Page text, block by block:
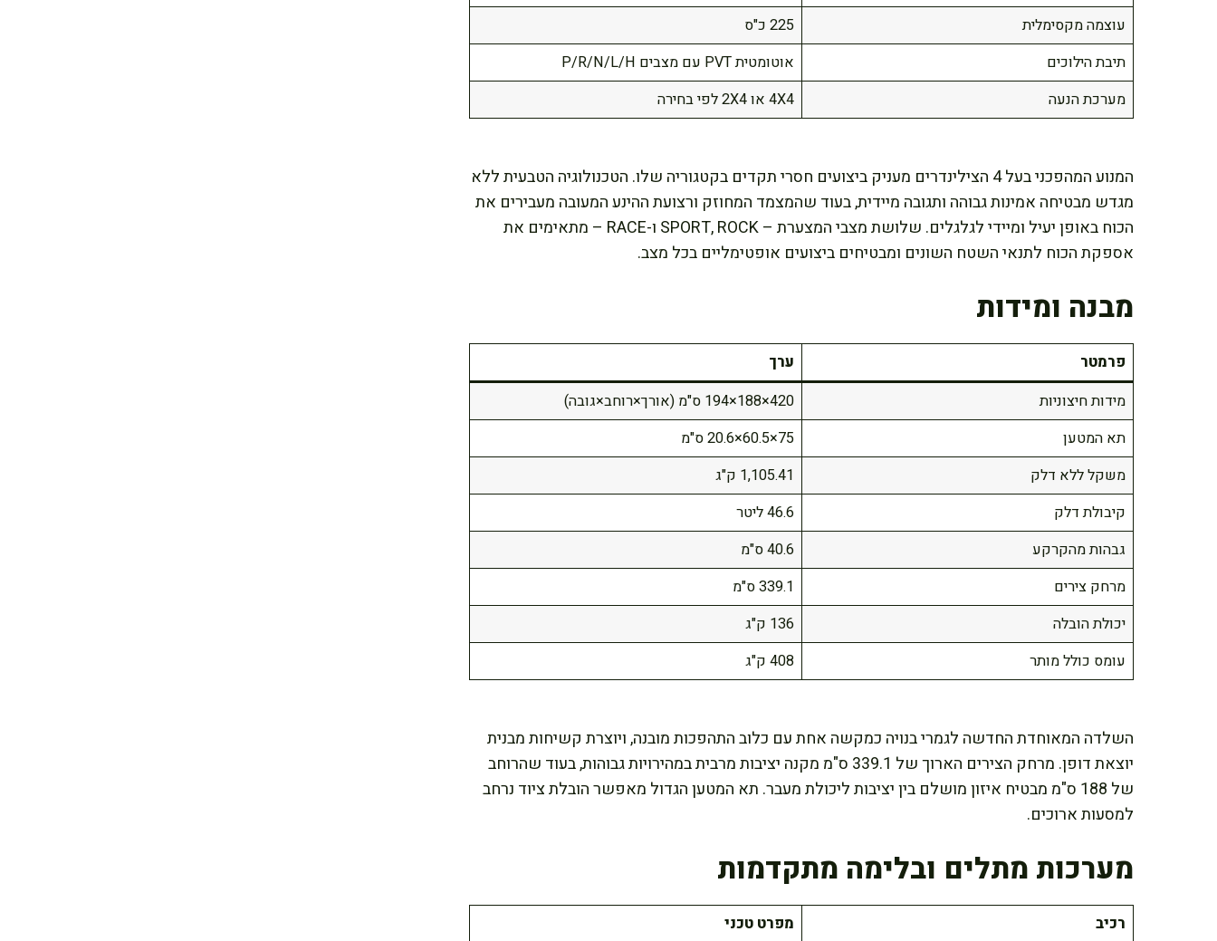
עוצמה מקסימלית
225 כ"ס
תיבת הילוכים
אוטומטית PVT עם מצבים P/R/N/L/H
מערכת הנעה
4X4 או 2X4 לפי בחירה
המנוע המהפכני בעל 4 הצילינדרים מעניק ביצועים חסרי תקדים בקטגוריה שלו. הטכנולוגיה הטבעית ללא
מגדש מבטיחה אמינות גבוהה ותגובה מיידית, בעוד שהמצמד המחוזק ורצועת ההינע המעובה מעבירים את
הכוח באופן יעיל ומיידי לגלגלים. שלושת מצבי המצערת – SPORT, ROCK ו-RACE – מתאימים את
אספקת הכוח לתנאי השטח השונים ומבטיחים ביצועים אופטימליים בכל מצב.
מבנה ומידות
פרמטר
ערך
מידות חיצוניות
420×188×194 ס"מ (אורך×רוחב×גובה)
תא המטען
75×60.5×20.6 ס"מ
משקל ללא דלק
1,105.41 ק"ג
קיבולת דלק
46.6 ליטר
גבהות מהקרקע
40.6 ס"מ
מרחק צירים
339.1 ס"מ
יכולת הובלה
136 ק"ג
עומס כולל מותר
408 ק"ג
השלדה המאוחדת החדשה לגמרי בנויה כמקשה אחת עם כלוב התהפכות מובנה, ויוצרת קשיחות מבנית
יוצאת דופן. מרחק הצירים הארוך של 339.1 ס"מ מקנה יציבות מרבית במהירויות גבוהות, בעוד שהרוחב
של 188 ס"מ מבטיח איזון מושלם בין יציבות ליכולת מעבר. תא המטען הגדול מאפשר הובלת ציוד נרחב
למסעות ארוכים.
מערכות מתלים ובלימה מתקדמות
רכיב
מפרט טכני